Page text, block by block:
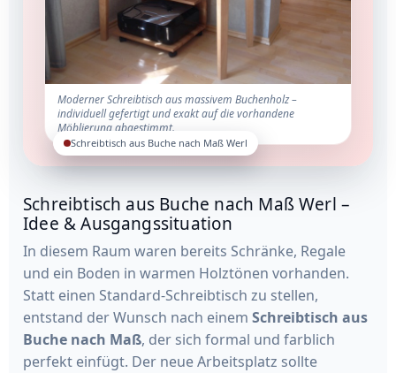
Moderner Schreibtisch aus massivem Buchenholz –
individuell gefertigt und exakt auf die vorhandene
Möblierung abgestimmt.
Schreibtisch aus Buche nach Maß Werl
Schreibtisch aus Buche nach Maß Werl –
Idee & Ausgangssituation
In diesem Raum waren bereits Schränke, Regale
und ein Boden in warmen Holztönen vorhanden.
Statt einen Standard-Schreibtisch zu stellen,
entstand der Wunsch nach einem Schreibtisch aus
Buche nach Maß, der sich formal und farblich
perfekt einfügt. Der neue Arbeitsplatz sollte